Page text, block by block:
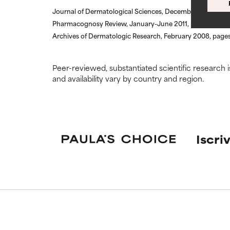
Journal of Dermatological Sciences, December 2013,
Pharmacognosy Review, January-June 2011, pages 103-110
Archives of Dermatologic Research, February 2008,
Peer-reviewed, substantiated scientific
and availability vary by country and region.
NON USARE
Può causare
nel
NON
Non abbiamo
NON USARE
Può causare
nel
NON
Non abbiamo